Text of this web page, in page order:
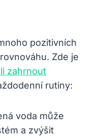
pozitivních
Zde je
zahrnout
rutiny:
voda může
a zvýšit